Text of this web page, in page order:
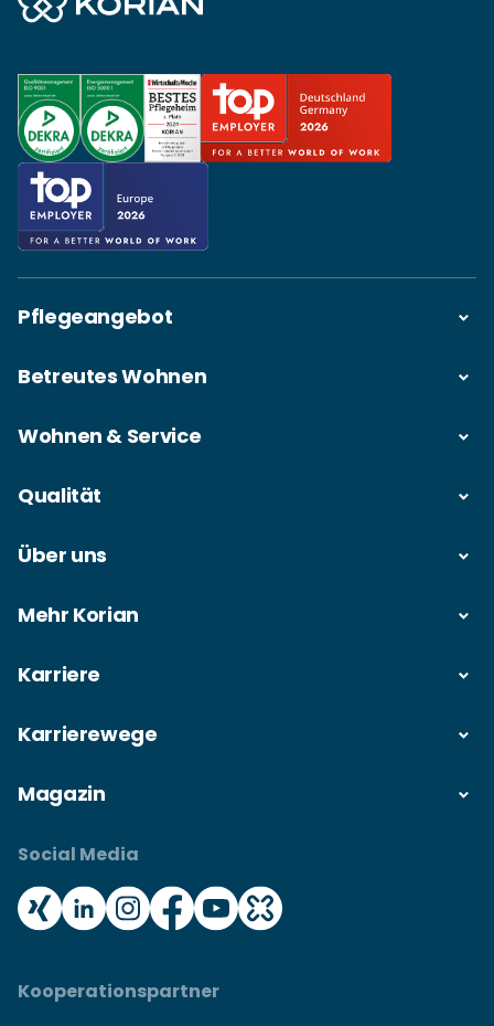
Pflegeangebot
Betreutes Wohnen
Wohnen & Service
Qualität
Über uns
Mehr Korian
Karriere
Karrierewege
Magazin
Social Media
Kooperationspartner